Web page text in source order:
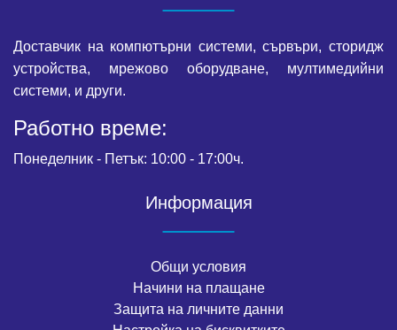
Доставчик на компютърни системи, сървъри, сторидж
устройства, мрежово оборудване, мултимедийни
системи, и други.
Работно време:
Понеделник - Петък: 10:00 - 17:00ч.
Информация
Общи условия
Начини на плащане
Защита на личните данни